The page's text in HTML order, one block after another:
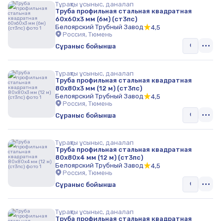
Тұрақты ұсыныс, даналап
Труба профильная стальная квадратная
60х60х3 мм (6м) (ст3пс)
Белоярский Трубный Завод
4,5
Россия, Тюмень
Сұраныс бойынша
Тұрақты ұсыныс, даналап
Труба профильная стальная квадратная
80х80х3 мм (12 м) (ст3пс)
Белоярский Трубный Завод
4,5
Россия, Тюмень
Сұраныс бойынша
Тұрақты ұсыныс, даналап
Труба профильная стальная квадратная
80х80х4 мм (12 м) (ст3пс)
Белоярский Трубный Завод
4,5
Россия, Тюмень
Сұраныс бойынша
Тұрақты ұсыныс, даналап
Труба профильная стальная квадратная